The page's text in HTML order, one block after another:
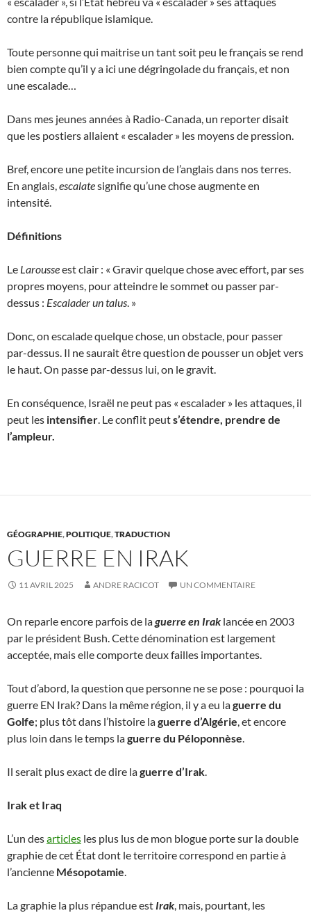
contre la république islamique.
Toute personne qui maitrise un tant soit peu le français se rend
bien compte qu’il y a ici une dégringolade du français, et non
une escalade…
Dans mes jeunes années à Radio-Canada, un reporter disait
que les postiers allaient « escalader » les moyens de pression.
Bref, encore une petite incursion de l’anglais dans nos terres.
En anglais,escalatesignifie qu’une chose augmente en
intensité.
Définitions
Le Larousseest clair : « Gravir quelque chose avec effort, par ses
propres moyens, pour atteindre le sommet ou passer par-
dessus : Escalader un talus. »
Donc, on escalade quelque chose, un obstacle, pour passer
par-dessus. Il ne saurait être question de pousser un objet vers
le haut. On passe par-dessus lui, on le gravit.
En conséquence, Israël ne peut pas « escalader » les attaques, il
peut les intensifier. Le conflit peuts’étendre, prendre de
l’ampleur.
GÉOGRAPHIE,POLITIQUE,TRADUCTION
GUERRE EN IRAK
11 AVRIL 2025 ANDRE RACICOT UN COMMENTAIRE
On reparle encore parfois de laguerre en Irak lancée en 2003
par le président Bush. Cette dénomination est largement
acceptée, mais elle comporte deux failles importantes.
Tout d’abord, la question que personne ne se pose : pourquoi la
guerre EN Irak? Dans la même région, il y a eu laguerre du
Golfe; plus tôt dans l’histoire laguerre d’Algérie, et encore
plus loin dans le temps laguerre du Péloponnèse.
Il serait plus exact de dire laguerre d’Irak.
Irak et Iraq
L’un desarticles les plus lus de mon blogue porte sur la double
graphie de cet État dont le territoire correspond en partie à
l’ancienne Mésopotamie.
La graphie la plus répandue est Irak, mais, pourtant, les